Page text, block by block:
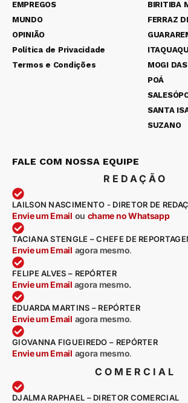
EMPREGOS
MUNDO
OPINIÃO
Política de Privacidade
Termos e Condições
BIRITIBA
FERRAZ
MOGI
POÁ
SANTA
SUZANO
FALE COM NOSSA EQUIPE
REDAÇÃO
LAILSON NASCIMENTO - DIRETOR DE
Envie um Email ou chame no Whatsapp
TACIANA STENGLE – CHEFE DE
Envie um Email agora mesmo.
FELIPE ALVES – REPÓRTER
Envie um Email agora mesmo.
EDUARDA MARTINS – REPÓRTER
Envie um Email agora mesmo.
GIOVANNA FIGUEIREDO – REPÓRTER
Envie um Email agora mesmo.
COMERCIAL
DJALMA RAPHAEL – DIRETOR COMERCIAL